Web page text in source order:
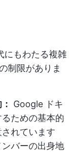
にもわたる複雑
制限がありま
Google ドキ
ための基本的
れています
バーの出身地